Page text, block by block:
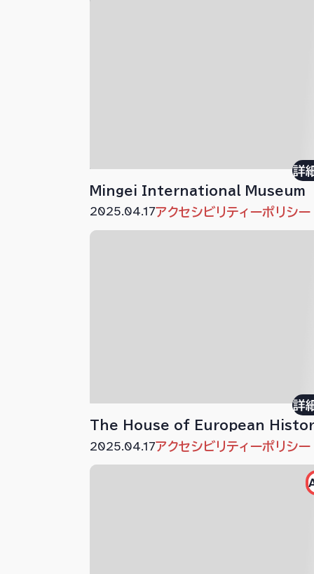
Mingei International Museum
詳
2025.04.17アクセシビリティーポリシー
The House of European
詳
2025.04.17アクセシビリティーポリシー